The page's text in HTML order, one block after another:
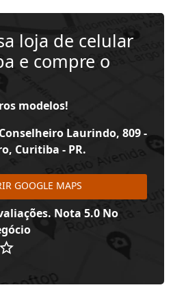
loja de celular
e compre o
modelos!
Laurindo, 809 -
Curitiba - PR.
GOOGLE MAPS
Nota 5.0 No